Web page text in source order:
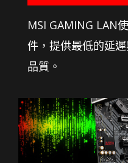
MSI GAMING LAN
件，提供最低的延
品質。